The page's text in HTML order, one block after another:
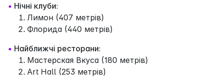
• Нічні клуби:
Лимон (407 метрів)
Флорида (440 метрів)
• Найближчі ресторани:
Мастерская Вкуса (180 метрів)
Art Hall (253 метрів)